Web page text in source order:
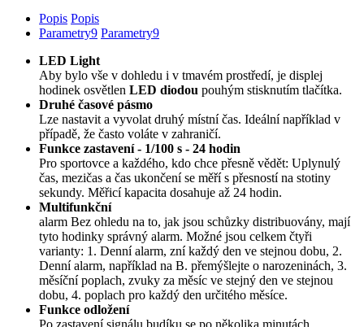
Popis Popis
Parametry9 Parametry9
LED Light
Aby bylo vše v dohledu i v tmavém prostředí, je displej
hodinek osvětlen LED diodou pouhým stisknutím tlačítka.
Druhé časové pásmo
Lze nastavit a vyvolat druhý místní čas. Ideální například v
případě, že často voláte v zahraničí.
Funkce zastavení - 1/100 s - 24 hodin
Pro sportovce a každého, kdo chce přesně vědět: Uplynulý
čas, mezičas a čas ukončení se měří s přesností na stotiny
sekundy. Měřicí kapacita dosahuje až 24 hodin.
Multifunkční
alarm Bez ohledu na to, jak jsou schůzky distribuovány, mají
tyto hodinky správný alarm. Možné jsou celkem čtyři
varianty: 1. Denní alarm, zní každý den ve stejnou dobu, 2.
Denní alarm, například na B. přemýšlejte o narozeninách, 3.
měsíční poplach, zvuky za měsíc ve stejný den ve stejnou
dobu, 4. poplach pro každý den určitého měsíce.
Funkce odložení
Po zastavení signálu budíku se po několika minutách